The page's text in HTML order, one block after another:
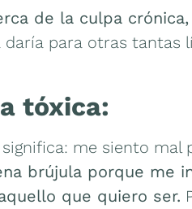
de la culpa
para otras tantas
tóxica:
me siento
brújula porque me
que quiero ser.